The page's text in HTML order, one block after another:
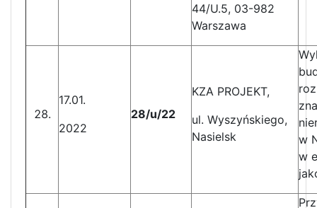
44/U.5, 03-982
Warszawa
17.01.
2022
28/u/22
KZA PROJEKT,
ul. Wyszyńskiego,
Nasielsk
w
w